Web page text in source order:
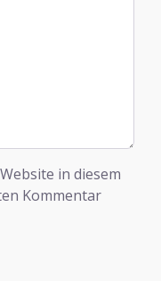
in diesem
Kommentar